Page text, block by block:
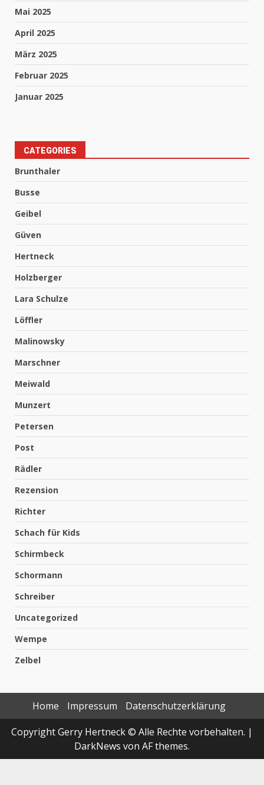
Mai 2025
April 2025
März 2025
Februar 2025
Januar 2025
CATEGORIES
Brunthaler
Busse
Geibel
Güven
Hertneck
Holzberger
Lara Schulze
Löffler
Malinowsky
Marschner
Meiwald
Munzert
Petersen
Post
Rädler
Rezension
Richter
Schach für Kids
Schirmbeck
Schormann
Schreiber
Uncategorized
Wempe
Zelbel
Home Impressum
Datenschutzerklärung
Copyright Gerry Hertneck © Alle Rechte vorbehalten. |
DarkNews von AF themes.